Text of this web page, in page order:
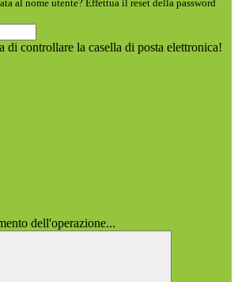
al nome utente? Effettua il reset della password
di controllare la casella di posta elettronica!
dell'operazione...